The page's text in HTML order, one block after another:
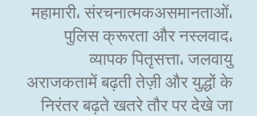
महामारी، संरचनात्मकअसमानताओं،
पुलिस क्रूरता और नस्लवाद،
व्यापक पितृसत्ता، जलवायु
अराजकतामें बढ़ती तेज़ी और युद्धों के
निरंतर बढ़ते खतरे तौर पर देखे जा